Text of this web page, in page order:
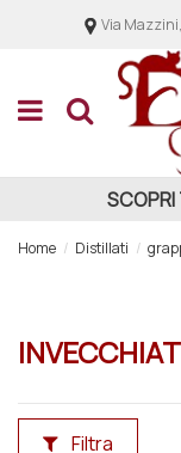
Via
SCOPRI
Home Distillati
Filtra